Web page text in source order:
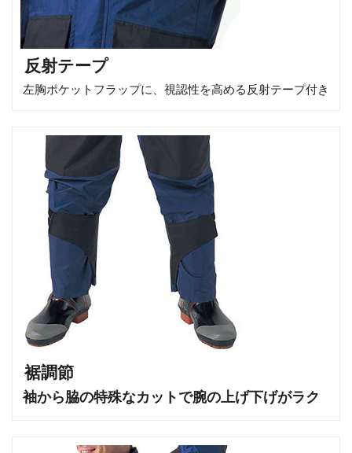
反射テープ
左胸ポケットフラップに、視認性を高める反射テープ付き
裾調節
袖から脇の特殊なカットで腕の上げ下げがラク